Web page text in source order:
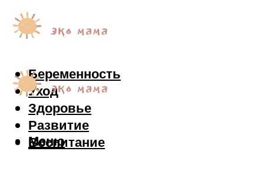
Беременность
Уход
Здоровье
Развитие
Воспитание
Меню